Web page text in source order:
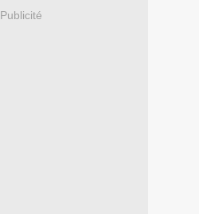
Publicité